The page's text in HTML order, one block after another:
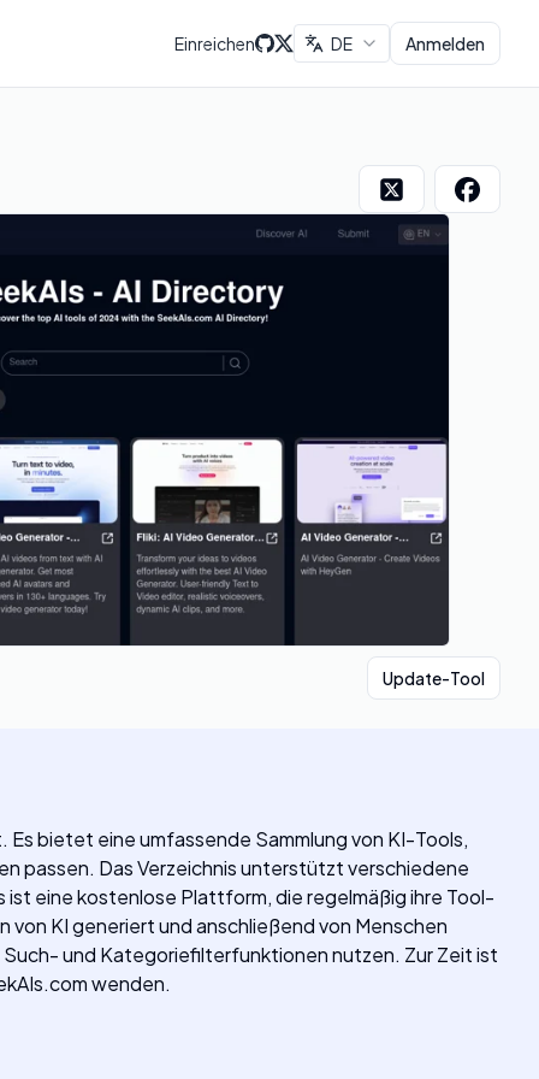
Einreichen DE Anmelden
Update-Tool
bietet eine umfassende Sammlung von KI-Tools,
passen. Das Verzeichnis unterstützt verschiedene
eine kostenlose Plattform, die regelmäßig ihre Tool-
von KI generiert und anschließend von Menschen
und Kategoriefilterfunktionen nutzen. Zur Zeit ist
wenden.